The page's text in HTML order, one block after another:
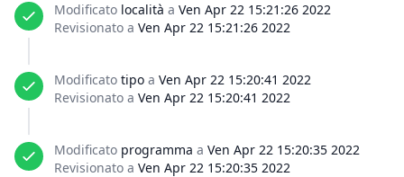
Modificato località a Ven Apr 22 15:21:26 2022
Revisionato a Ven Apr 22 15:21:26 2022
Modificato tipo a Ven Apr 22 15:20:41 2022
Revisionato a Ven Apr 22 15:20:41 2022
Modificato programma a Ven Apr 22 15:20:35 2022
Revisionato a Ven Apr 22 15:20:35 2022